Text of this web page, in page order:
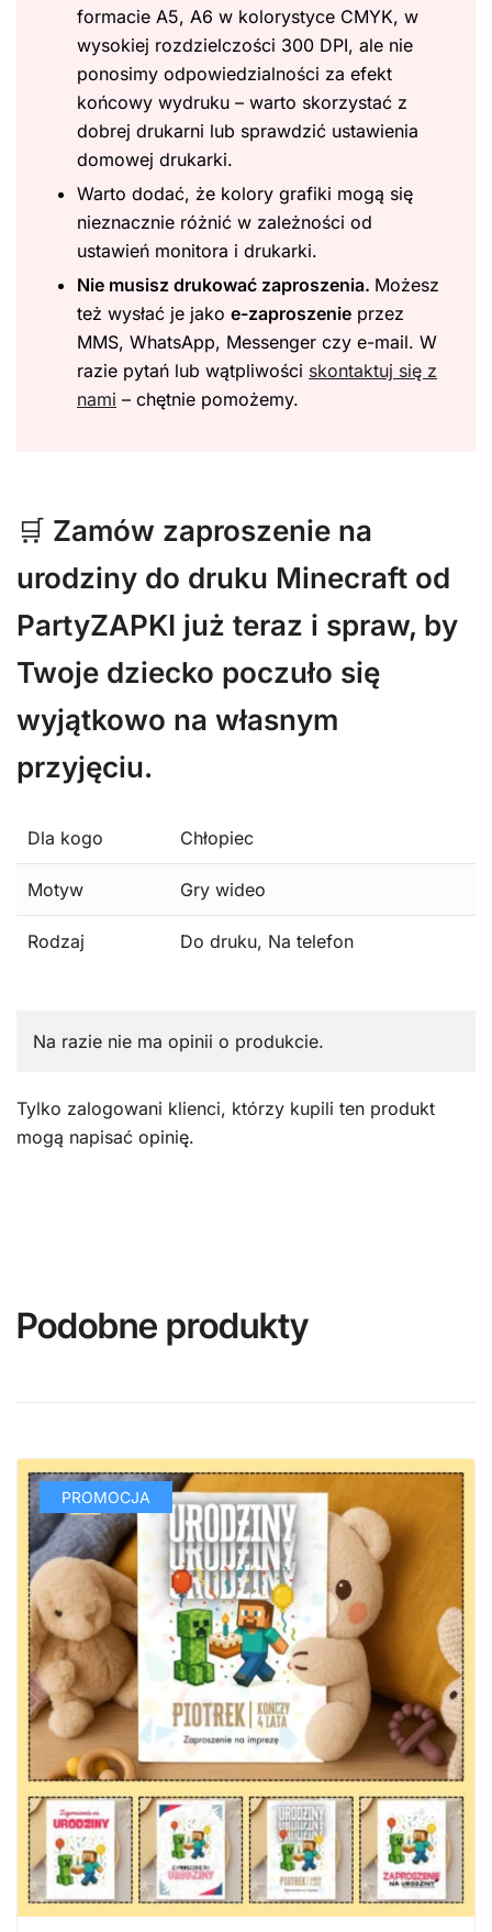
formacie A5, A6 w kolorystyce CMYK, w
wysokiej rozdzielczości 300 DPI, ale nie
ponosimy odpowiedzialności za efekt
końcowy wydruku – warto skorzystać z
dobrej drukarni lub sprawdzić ustawienia
domowej drukarki.
Warto dodać, że kolory grafiki mogą się
nieznacznie różnić w zależności od
ustawień monitora i drukarki.
Nie musisz drukować zaproszenia. Możesz
też wysłać je jako e-zaproszenie przez
MMS, WhatsApp, Messenger czy e-mail. W
razie pytań lub wątpliwości skontaktuj się z
nami – chętnie pomożemy.
🛒 Zamów zaproszenie na
urodziny do druku Minecraft od
PartyZAPKI już teraz i spraw, by
Twoje dziecko poczuło się
wyjątkowo na własnym
przyjęciu.
Dla kogo Chłopiec
Motyw Gry wideo
Rodzaj Do druku, Na telefon
Na razie nie ma opinii o produkcie.
Tylko zalogowani klienci, którzy kupili ten produkt
mogą napisać opinię.
Podobne produkty
PROMOCJA